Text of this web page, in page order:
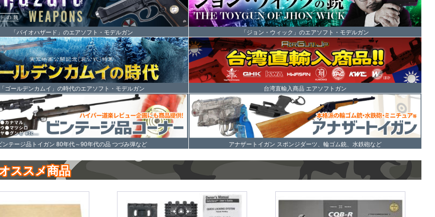
「バイオハザード」のエアソフト・モデルガン 「ジョン・ウィック」のエアソフト・モデルガン
ゴールデンカムイ」の時代のエアソフト・モデルガン 台湾直輸入商品 エアソフトガン
ンテージ品トイガン 80年代～90年代の品 つづみ弾など アナザートイガン スポンジダーツ、輪ゴム銃、水鉄砲など
ススメ商品